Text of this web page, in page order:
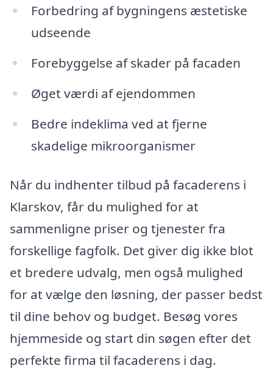
Forbedring af bygningens æstetiske
udseende
Forebyggelse af skader på facaden
Øget værdi af ejendommen
Bedre indeklima ved at fjerne
skadelige mikroorganismer
Når du indhenter tilbud på facaderens i
Klarskov, får du mulighed for at
sammenligne priser og tjenester fra
forskellige fagfolk. Det giver dig ikke blot
et bredere udvalg, men også mulighed
for at vælge den løsning, der passer bedst
til dine behov og budget. Besøg vores
hjemmeside og start din søgen efter det
perfekte firma til facaderens i dag.